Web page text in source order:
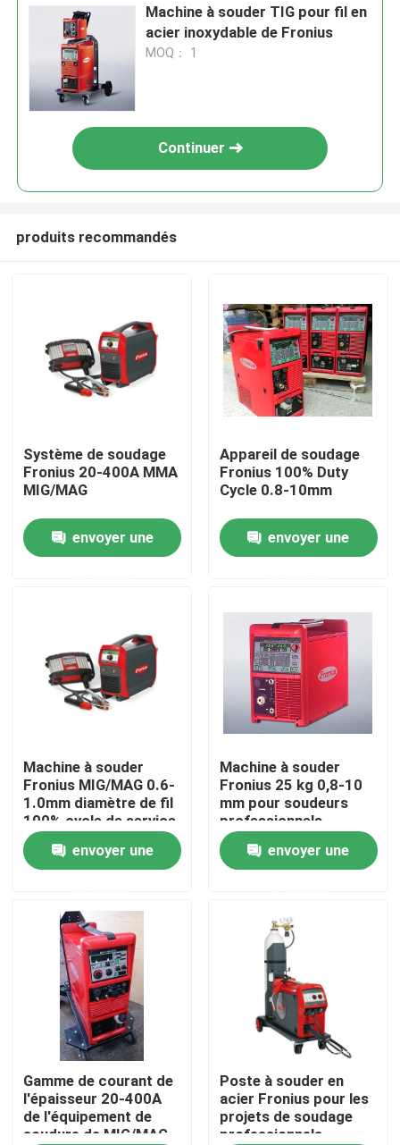
Produits
Au sujet de nous
Visite d'usine
Contrôle de qualité
Contactez-nous
Nouvelles
Cas
Demandez une citation
Machine à souder TIG pour fil en
acier inoxydable de Fronius
MOQ： 1
Continuer
produits recommandés
Système de soudage
Fronius 20-400A MMA
MIG/MAG
envoyer une
Appareil de soudage
Fronius 100% Duty
Cycle 0.8-10mm
envoyer une
Machine à souder
Fronius MIG/MAG 0.6-
1.0mm diamètre de fil
100% cycle de service
envoyer une
Machine à souder
Fronius 25 kg 0,8-10
mm pour soudeurs
professionnels
envoyer une
Gamme de courant de
l'épaisseur 20-400A
de l'équipement de
soudure de MIG/MAG
Poste à souder en
acier Fronius pour les
projets de soudage
professionnels